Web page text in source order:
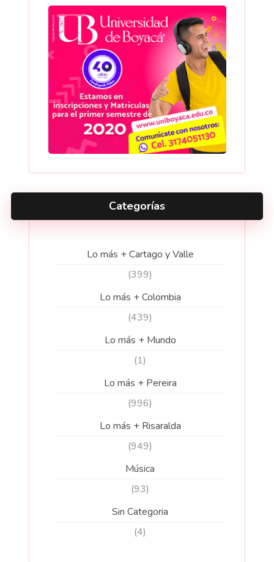
Categorías
Lo más + Cartago y Valle
(399)
Lo más + Colombia
(439)
Lo más + Mundo
(1)
Lo más + Pereira
(996)
Lo más + Risaralda
(949)
Música
(93)
Sin Categoria
(4)